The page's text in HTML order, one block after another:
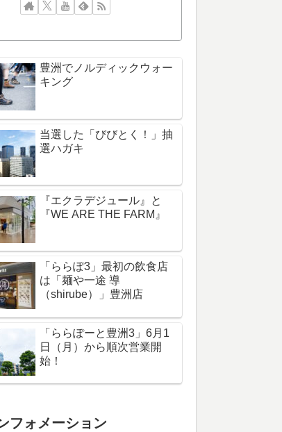
豊洲でノルディックウォー
キング
当選した「びびとく！」抽
選ハガキ
『エクラデジュール』と
『WE ARE THE FARM』
「ららぽ3」最初の飲食店
は「麺や一途 導
（shirube）」豊洲店
「ららぽーと豊洲3」6月1
日（月）から順次営業開
始！
フォメーション